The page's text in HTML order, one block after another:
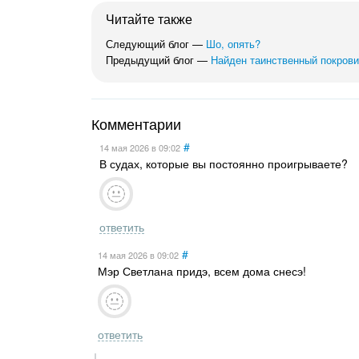
Читайте также
Следующий блог — Шо, опять?
Предыдущий блог — Найден таинственный
Комментарии
14 мая 2026в 09:02 #
В судах, которые вы постоянно проигрываете?
ответить
14 мая 2026в 09:02 #
Мэр Светлана придэ, всем дома снесэ!
ответить